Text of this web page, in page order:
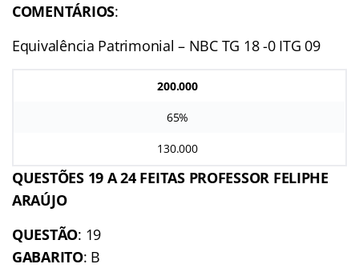
COMENTÁRIOS:
Equivalência Patrimonial – NBC TG 18 -0 ITG 09
200.000
65%
130.000
QUESTÕES 19 A 24 FEITAS PROFESSOR FELIPHE
ARAÚJO
QUESTÃO: 19
GABARITO: B